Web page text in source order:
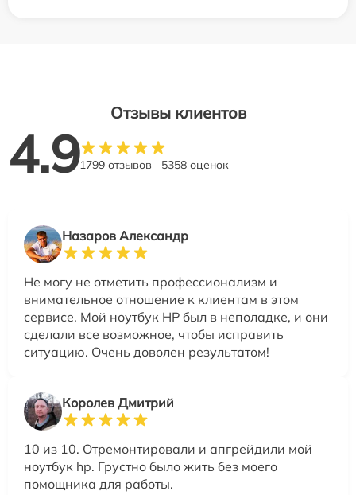
Отзывы клиентов
4.91799 отзывов 5358 оценок
Назаров Александр
Не могу не отметить профессионализм и
внимательное отношение к клиентам в этом
сервисе. Мой ноутбук HP был в неполадке, и они
сделали все возможное, чтобы исправить
ситуацию. Очень доволен результатом!
Королев Дмитрий
10 из 10. Отремонтировали и апгрейдили мой
ноутбук hp. Грустно было жить без моего
помощника для работы.